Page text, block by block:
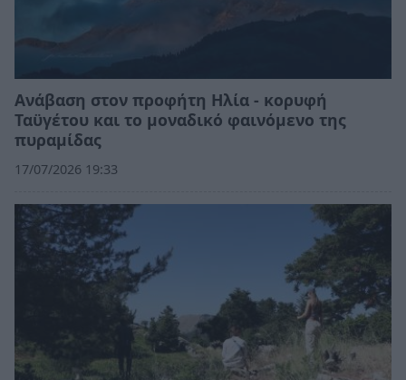
Ανάβαση στον προφήτη Ηλία - κορυφή
Ταϋγέτου και το μοναδικό φαινόμενο της
πυραμίδας
17/07/2026 19:33